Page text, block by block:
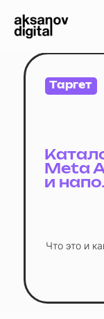
Meta
и
Что это и
Таргет